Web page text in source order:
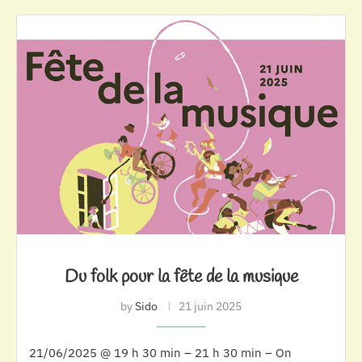
Du folk pour la fête de la musique
bySido 21 juin 2025
21/06/2025 @ 19 h 30 min – 21 h 30 min – On